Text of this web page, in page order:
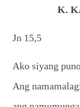
K.
Jn 15,5
Ako siyang
Ang